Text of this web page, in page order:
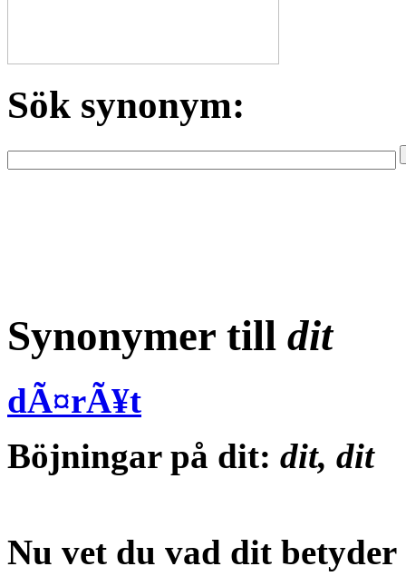
Sök synonym:
Synonymer till dit
dÃ¤rÃ¥t
Böjningar på dit: dit, dit
Nu vet du vad dit betyder